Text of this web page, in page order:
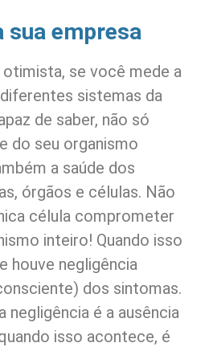
sua empresa
se você mede a
sistemas da
de saber, não só
do seu organismo
a saúde dos
órgãos e células. Não
célula comprometer
inteiro! Quando isso
houve negligência
dos sintomas.
negligência é a ausência
isso acontece, é